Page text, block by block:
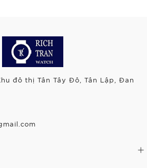
đô thị Tân Tây Đô, Tân Lập, Đan